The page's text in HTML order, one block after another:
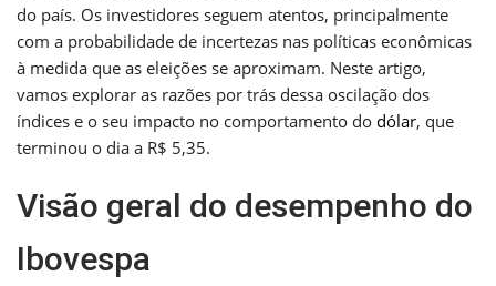
do país. Os investidores seguem atentos, principalmente
com a probabilidade de incertezas nas políticas econômicas
à medida que as eleições se aproximam. Neste artigo,
vamos explorar as razões por trás dessa oscilação dos
índices e o seu impacto no comportamento do dólar, que
terminou o dia a R$ 5,35.
Visão geral do desempenho do
Ibovespa